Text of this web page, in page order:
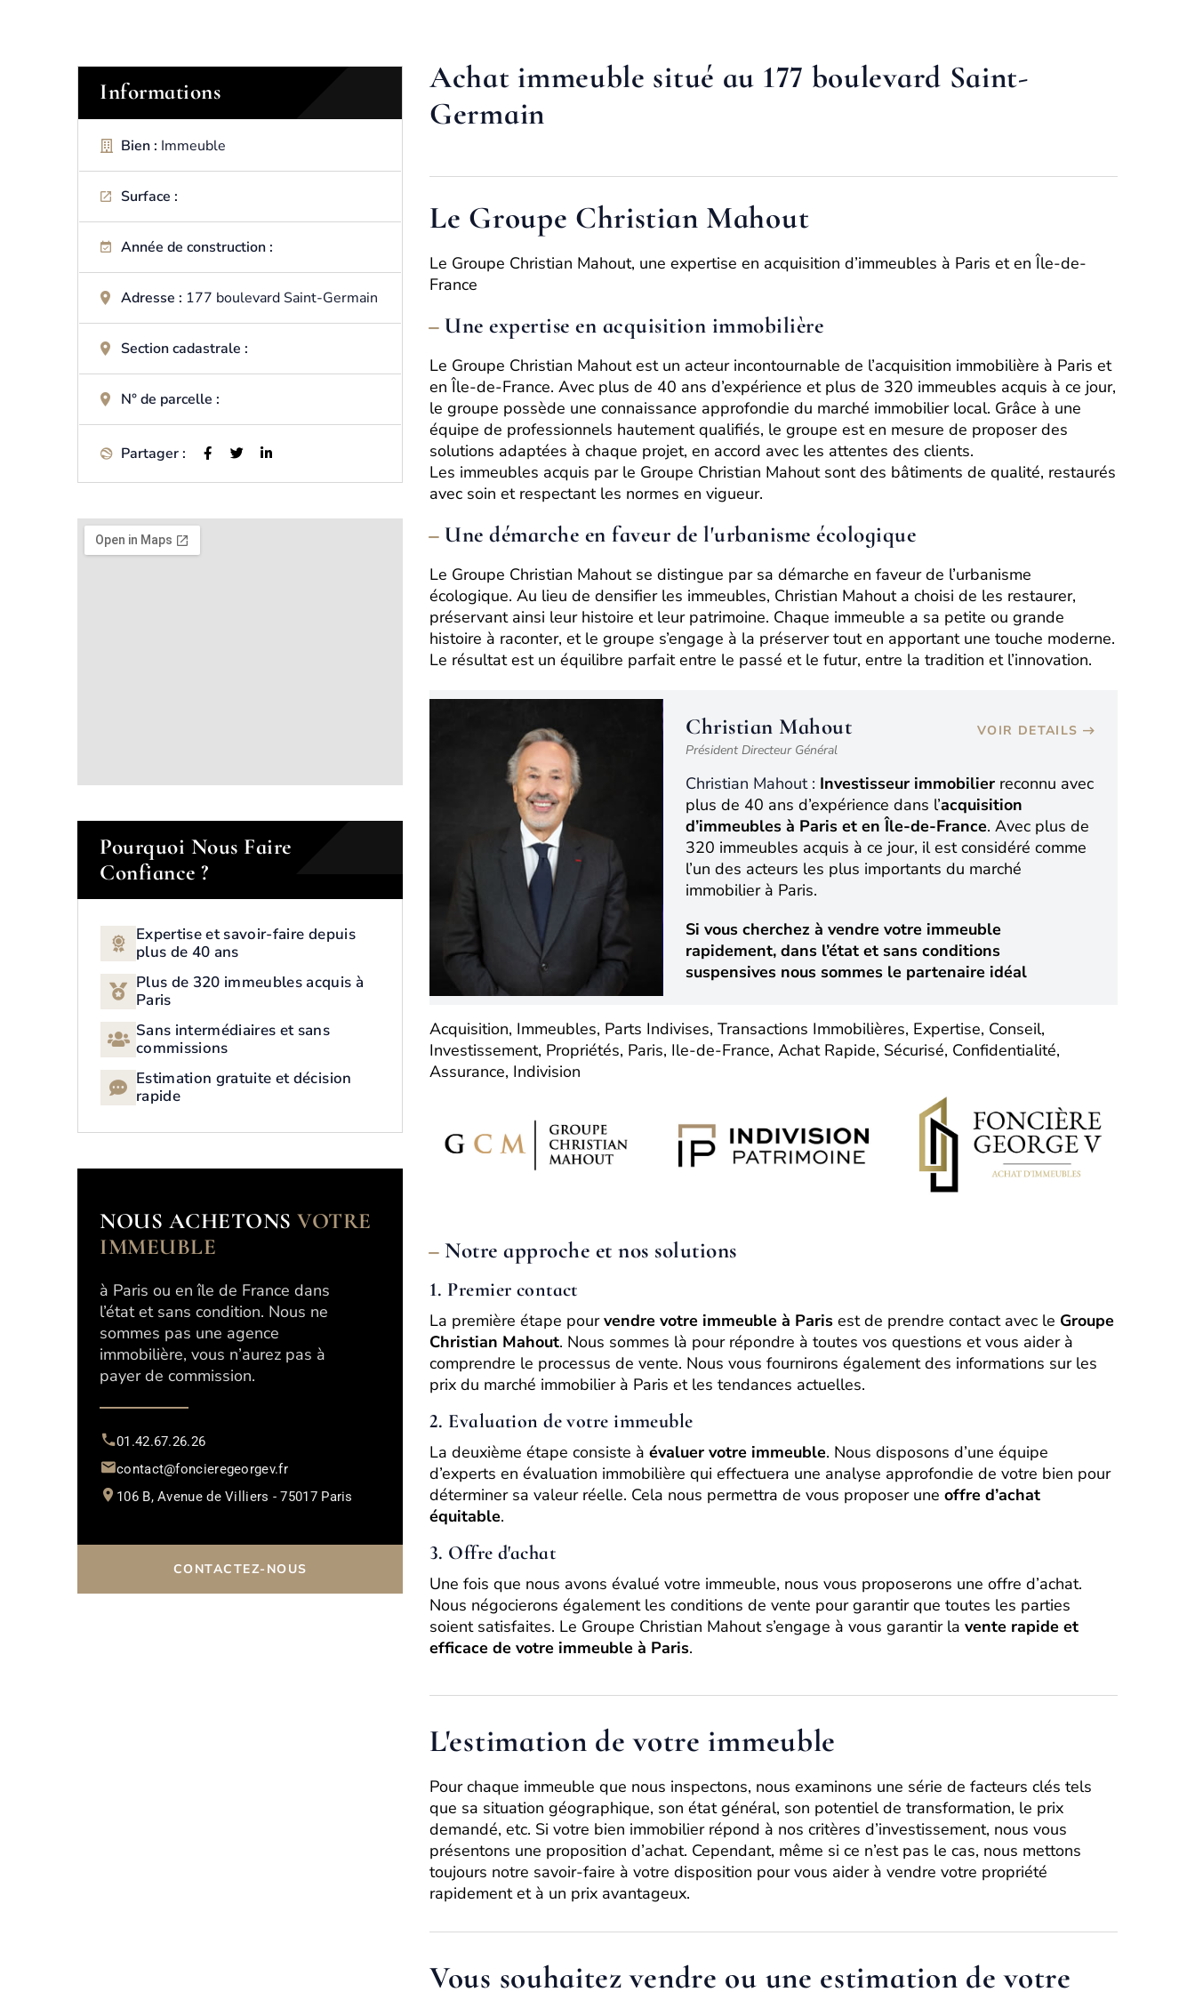
Informations
Bien : Immeuble
Surface :
Année de construction :
Adresse : 177 boulevard Saint-Germain
Section cadastrale :
N° de parcelle :
Partager :
Pourquoi Nous Faire
Confiance ?
Expertise et savoir-faire depuis
plus de 40 ans
Plus de 320 immeubles acquis à
Paris
Sans intermédiaires et sans
commissions
Estimation gratuite et décision
rapide
NOUS ACHETONS VOTRE
IMMEUBLE
à Paris ou en île de France dans
l’état et sans condition. Nous ne
sommes pas une agence
immobilière, vous n’aurez pas à
payer de commission.
01.42.67.26.26
contact@foncieregeorgev.fr
106 B, Avenue de Villiers - 75017 Paris
CONTACTEZ-NOUS
Achat immeuble situé au 177 boulevard Saint-
Germain
Le Groupe Christian Mahout
Le Groupe Christian Mahout, une expertise en acquisition d’immeubles à Paris et en Île-de-
France
Une expertise en acquisition immobilière
Le Groupe Christian Mahout est un acteur incontournable de l’acquisition immobilière à Paris et
en Île-de-France. Avec plus de 40 ans d’expérience et plus de 320 immeubles acquis à ce jour,
le groupe possède une connaissance approfondie du marché immobilier local. Grâce à une
équipe de professionnels hautement qualifiés, le groupe est en mesure de proposer des
solutions adaptées à chaque projet, en accord avec les attentes des clients.
Les immeubles acquis par le Groupe Christian Mahout sont des bâtiments de qualité, restaurés
avec soin et respectant les normes en vigueur.
Une démarche en faveur de l'urbanisme écologique
Le Groupe Christian Mahout se distingue par sa démarche en faveur de l’urbanisme
écologique. Au lieu de densifier les immeubles, Christian Mahout a choisi de les restaurer,
préservant ainsi leur histoire et leur patrimoine. Chaque immeuble a sa petite ou grande
histoire à raconter, et le groupe s’engage à la préserver tout en apportant une touche moderne.
Le résultat est un équilibre parfait entre le passé et le futur, entre la tradition et l’innovation.
Christian Mahout
Président Directeur Général
VOIR DETAILS
Christian Mahout : Investisseur immobilier reconnu avec
plus de 40 ans d’expérience dans l’acquisition
d’immeubles à Paris et en Île-de-France. Avec plus de
320 immeubles acquis à ce jour, il est considéré comme
l’un des acteurs les plus importants du marché
immobilier à Paris.
Si vous cherchez à vendre votre immeuble
rapidement, dans l’état et sans conditions
suspensives nous sommes le partenaire idéal
Acquisition, Immeubles, Parts Indivises, Transactions Immobilières, Expertise, Conseil,
Investissement, Propriétés, Paris, Ile-de-France, Achat Rapide, Sécurisé, Confidentialité,
Assurance, Indivision
Notre approche et nos solutions
1. Premier contact
La première étape pourvendre votre immeuble à Paris est de prendre contact avec le Groupe
Christian Mahout. Nous sommes là pour répondre à toutes vos questions et vous aider à
comprendre le processus de vente. Nous vous fournirons également des informations sur les
prix du marché immobilier à Paris et les tendances actuelles.
2. Evaluation de votre immeuble
La deuxième étape consiste à évaluer votre immeuble. Nous disposons d’une équipe
d’experts en évaluation immobilière qui effectuera une analyse approfondie de votre bien pour
déterminer sa valeur réelle. Cela nous permettra de vous proposer une offre d’achat
équitable.
3. Offre d'achat
Une fois que nous avons évalué votre immeuble, nous vous proposerons une offre d’achat.
Nous négocierons également les conditions de vente pour garantir que toutes les parties
soient satisfaites. Le Groupe Christian Mahout s’engage à vous garantir la vente rapide et
efficace de votre immeuble à Paris.
L'estimation de votre immeuble
Pour chaque immeuble que nous inspectons, nous examinons une série de facteurs clés tels
que sa situation géographique, son état général, son potentiel de transformation, le prix
demandé, etc. Si votre bien immobilier répond à nos critères d’investissement, nous vous
présentons une proposition d’achat. Cependant, même si ce n’est pas le cas, nous mettons
toujours notre savoir-faire à votre disposition pour vous aider à vendre votre propriété
rapidement et à un prix avantageux.
Vous souhaitez vendre ou une estimation de votre